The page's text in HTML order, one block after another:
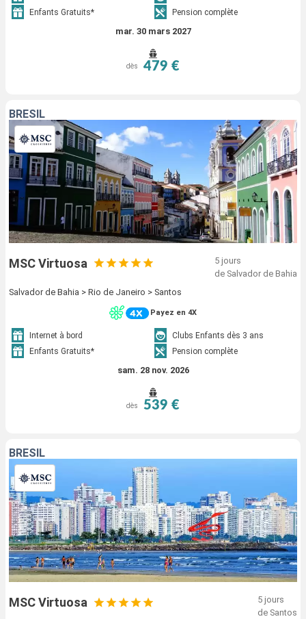
Enfants Gratuits*
Pension complète
mar. 30 mars 2027
dès 479 €
BRÉSIL
MSC Virtuosa
5 jours
de Salvador de Bahia
Salvador de Bahia > Rio de Janeiro > Santos
Payez en 4X
Internet à bord
Clubs Enfants dès 3 ans
Enfants Gratuits*
Pension complète
sam. 28 nov. 2026
dès 539 €
BRÉSIL
MSC Virtuosa
5 jours
de Santos